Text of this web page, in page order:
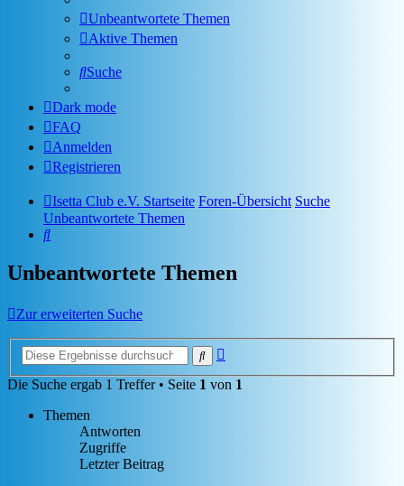
Unbeantwortete Themen
Aktive Themen
Suche
Dark mode
FAQ
Anmelden
Registrieren
Isetta Club e.V. Startseite Foren-Übersicht Suche
Unbeantwortete Themen
Suche
Unbeantwortete Themen
Zur erweiterten Suche
Suche
Die Suche ergab 1 Treffer • Seite 1 von 1
Themen
Antworten
Zugriffe
Letzter Beitrag